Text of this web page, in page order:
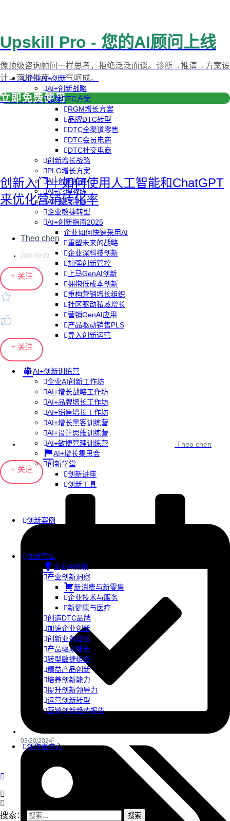
企业AI+创新
AI+创新战略
品牌DTC方案
RGM增长方案
品牌DTC转型
DTC全渠道零售
DTC会员电商
DTC社交电商
创新增长战略
PLG增长方案
AI+创新加速
AI+管理教练
AI+设计冲刺
企业敏捷转型
AI+创新指南2025
企业如何快速采用AI
重塑未来的战略
企业深科技创新
加强创新管控
上马GenAI创新
拥抱低成本创新
重构营销增长组织
社区驱动私域增长
营销GenAI应用
产品驱动销售PLS
导入创新运营
AI+创新训练营
企业AI创新工作坊
AI+增长战略工作坊
AI+品牌增长工作坊
AI+销售增长工作坊
AI+增长黑客训练营
AI+设计思维训练营
AI+敏捷管理训练营
AI+增长集思会
创新学堂
创新讲座
创新工具
创新案例
创新智库
企业AI创新
产业创新洞察
新消费与新零售
企业技术与服务
新健康与医疗
创造DTC品牌
加速企业创新
创新业务增长
产品驱动增长
转型敏捷组织
精益产品创新
培养创新能力
提升创新领导力
运营创新转型
营销创新趋势报告
创作者中心
搜索：
Upskill Pro - 您的AI顾问上线
像顶级咨询顾问一样思考，拒绝泛泛而谈。诊断→推演→方案设
计→落地指南，一气呵成。
立即免费使用
创新入门｜如何使用人工智能和ChatGPT
来优化营销转化率
Theo chen
2024-03-22
+ 关注
+ 关注
Theo chen
+ 关注
03/20/2024